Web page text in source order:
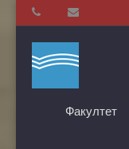
Факултет